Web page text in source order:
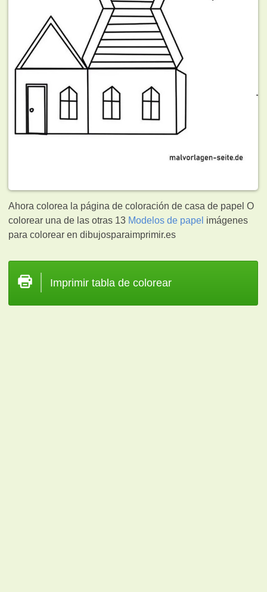
Ahora colorea la página de coloración de casa de papel O
colorear una de las otras 13 Modelos de papel imágenes
para colorear en dibujosparaimprimir.es
Imprimir tabla de colorear